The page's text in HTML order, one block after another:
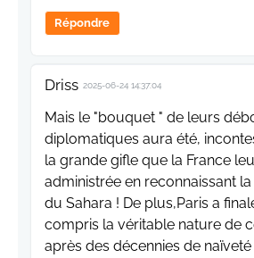
Répondre
Driss 2025-06-24 14:37:04
Mais le "bouquet " de leurs
diplomatiques aura été,
la grande gifle que la France
administrée en reconnaissant
du Sahara ! De plus,Paris a
compris la véritable nature de
après des décennies de